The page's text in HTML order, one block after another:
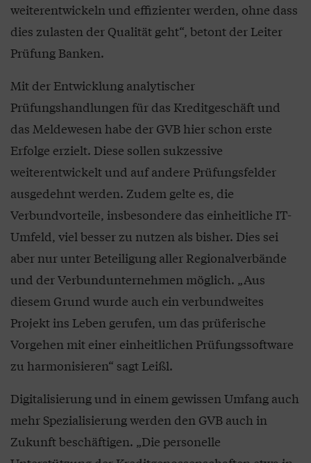
weiterentwickeln und effizienter werden, ohne dass
dies zulasten der Qualität geht“, betont der Leiter
Prüfung Banken.
Mit der Entwicklung analytischer
Prüfungshandlungen für das Kreditgeschäft und
das Meldewesen habe der GVB hier schon erste
Erfolge erzielt. Diese sollen sukzessive
weiterentwickelt und auf andere Prüfungsfelder
ausgedehnt werden. Zudem gelte es, die
Verbundvorteile, insbesondere das einheitliche IT-
Umfeld, viel besser zu nutzen als bisher. Dies sei
aber nur unter Beteiligung aller Regionalverbände
und der Verbundunternehmen möglich. „Aus
diesem Grund wurde auch ein verbundweites
Projekt ins Leben gerufen, um das prüferische
Vorgehen mit einer einheitlichen Prüfungssoftware
zu harmonisieren“ sagt Leißl.
Digitalisierung und in einem gewissen Umfang auch
mehr Spezialisierung werden den GVB auch in
Zukunft beschäftigen. „Die personelle